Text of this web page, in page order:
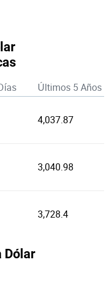
Últimos 5 Años
4,037.87
3,040.98
3,728.4
Dólar